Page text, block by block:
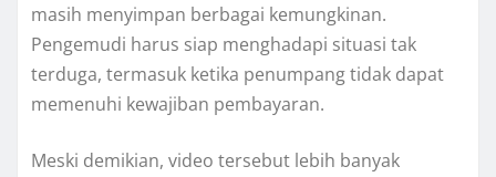
masih menyimpan berbagai kemungkinan.
Pengemudi harus siap menghadapi situasi tak
terduga, termasuk ketika penumpang tidak dapat
memenuhi kewajiban pembayaran.
Meski demikian, video tersebut lebih banyak